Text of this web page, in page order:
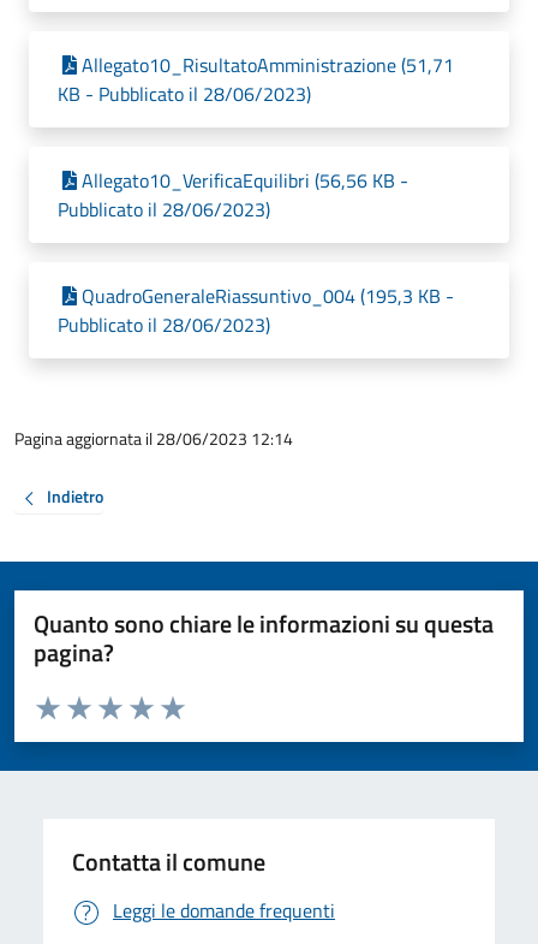
Allegato10_RisultatoAmministrazione (51,71
KB - Pubblicato il 28/06/2023)
Allegato10_VerificaEquilibri (56,56 KB -
Pubblicato il 28/06/2023)
QuadroGeneraleRiassuntivo_004 (195,3 KB -
Pubblicato il 28/06/2023)
Pagina aggiornata il 28/06/2023 12:14
Indietro
Quanto sono chiare le informazioni su questa
pagina?
Valuta da 1 a 5 stelle la pagina
Valuta 5 stelle su 5
Valuta 4 stelle su 5
Valuta 3 stelle su 5
Valuta 2 stelle su 5
Valuta 1 stelle su 5
Contatta il comune
Leggi le domande frequenti